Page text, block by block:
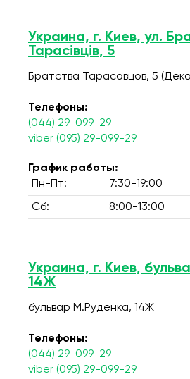
Украина, г. Киев, ул.
Тарасівців, 5
Братства Тарасовцов, 5
Телефоны:
(044) 29-099-29
viber (095) 29-099-29
График работы:
Пн-Пт:
7:30-19:00
Сб: 8:00-13:00
Украина, г. Киев,
14Ж
бульвар М.Руденка, 14Ж
Телефоны:
(044) 29-099-29
viber (095) 29-099-29